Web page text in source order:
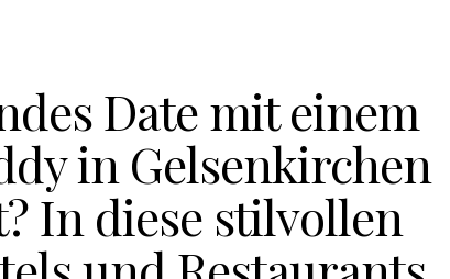
Date mit einem
in Gelsenkirchen
In diese stilvollen